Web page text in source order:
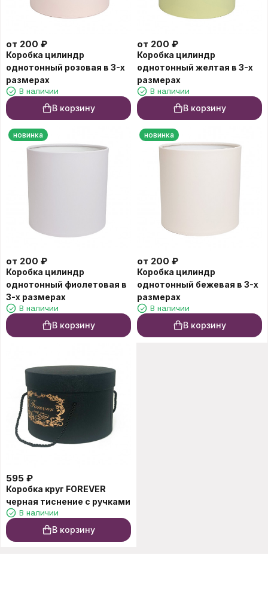
от 200 ₽
Коробка цилиндр
однотонный розовая в 3-х
размерах
В наличии
В корзину
от 200 ₽
Коробка цилиндр
однотонный желтая в 3-х
размерах
В наличии
В корзину
новинка
от 200 ₽
Коробка цилиндр
однотонный фиолетовая в
3-х размерах
В наличии
В корзину
новинка
от 200 ₽
Коробка цилиндр
однотонный бежевая в 3-х
размерах
В наличии
В корзину
595 ₽
Коробка круг FOREVER
черная тиснение с ручками
В наличии
В корзину